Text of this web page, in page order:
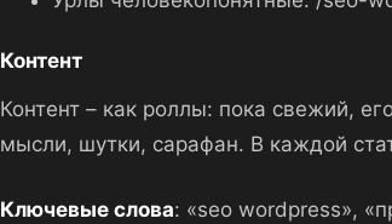
Контент
Контент – как роллы: пока свежий,
мысли, шутки, сарафан. В каждой
Ключевые слова: «seo wordpress»,